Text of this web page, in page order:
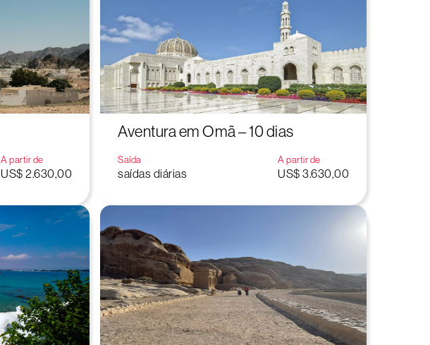
A partir de
US$ 2.630,00
Aventura em Omã – 10 dias
Saída
saídas diárias
A partir de
US$ 3.630,00